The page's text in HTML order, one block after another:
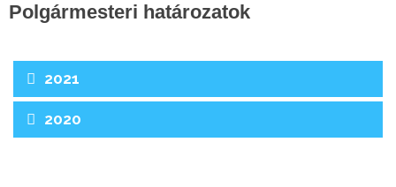
Polgármesteri határozatok
2021
2020